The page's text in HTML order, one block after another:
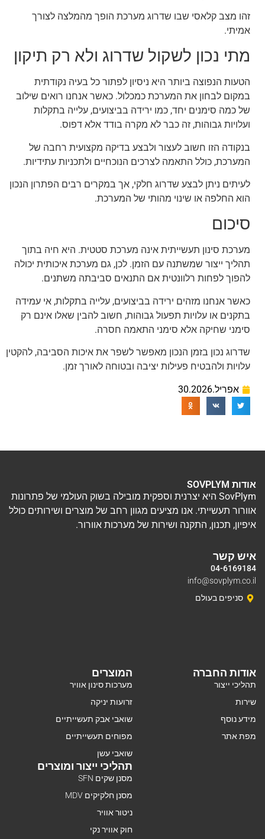
זהו מצב קלאסי שבו שדרוג מערכת הופך מהמלצה לצורך
אמיתי.
מתי נכון לשקול שדרוג ולא רק תיקון
הטעות הנפוצה ביותר היא ניסיון לפתור כל בעיה נקודתית
במקום לבחון את המערכת כמכלול. כאשר אנחנו רואים שילוב
של כמה סימנים יחד, כמו ירידה בביצועים, עלייה בתקלות
ועלויות גבוהות, זה כבר לא מקרה בודד אלא דפוס.
בנקודה הזו חשוב לעצור ולבצע בדיקה מקצועית רחבה של
המערכת, כולל התאמה לצרכים הנוכחיים ולתכניות עתידיות.
לעיתים ניתן לבצע שדרוג חלקי, אך במקרים רבים הפתרון הנכון
הוא החלפה או שינוי מהותי של המערכת.
סיכום
מערכת סינון תעשייתית אינה מערכת סטטית. היא חיה בתוך
תהליך ייצור שמשתנה עם הזמן. לכן, גם מערכת איכותית יכולה
להפוך לפחות רלוונטית אם התנאים סביבתה משתנים.
כאשר אנחנו מזהים ירידה בביצועים, עלייה בתקלות, אי עמידה
בתקנים או עלויות תפעול גבוהות, חשוב להבין שאלו אינם רק
סימני שחיקה אלא סימני התאמה חסרה.
שדרוג נכון בזמן הנכון מאפשר לשפר את איכות הסביבה, להקטין
עלויות ולהבטיח פעילות יציבה ובטוחה לאורך זמן.
אפריל.30.2026
אודות SOVPLYM
SovPlym היא יצרנית וספקית מובילה בשוק העולמי של פתרונות
אוורור תעשייתי. אנו מציעים מגוון רחב של מוצרים ושירותים כולל
איפיון, תכנון, התקנה ושירות של מערכות אוורור.
המוצרים
מערכות סינון אוויר
זרועות יניקה
שואבי אבק תעשייתיים
מפוחים תעשייתיים
שואבי עשן
אודות החברה
תהליכי ייצור
שירות
מידע נוסף
מפת אתר
תהליכי ייצור ומוצרים
מסנן שקים SFN
מסנן חלקיקים MDV
ניטור אוויר
חוק אוויר נקי
איש קשר
04-6169184
info@sovplym.co.il
סניפים בעולם